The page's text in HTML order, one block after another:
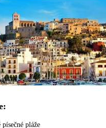
pláže